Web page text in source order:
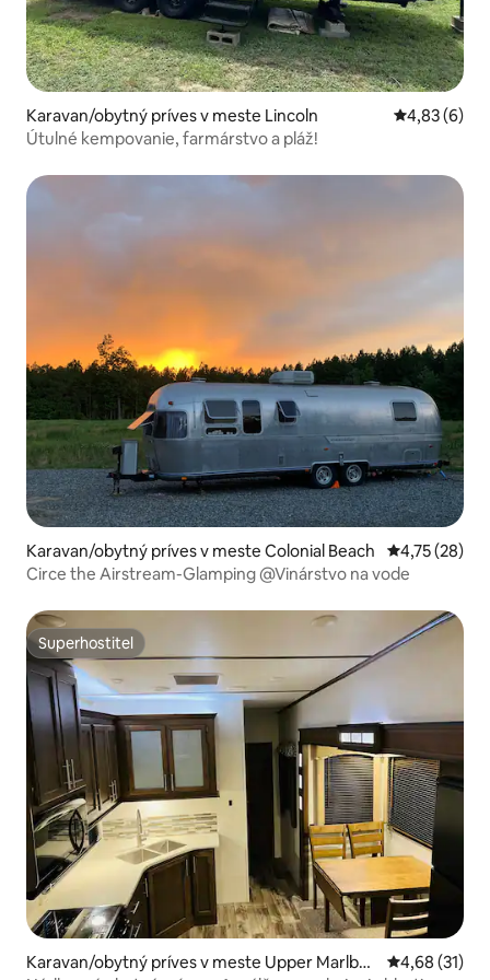
Karavan/obytný príves v meste Lincoln Priemerné
4,83 (6)
Útulné kempovanie, farmárstvo a pláž!
Karavan/obytný príves v meste Colonial Beach Priemerné
4,75 (28)
Circe the Airstream-Glamping @Vinárstvo na vode
Superhostiteľ
Superhostiteľ
Karavan/obytný príves v meste Upper Marlbor
Priemerné
4,68 (31)